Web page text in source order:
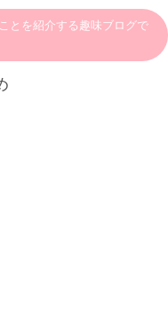
とを紹介する趣味ブログで